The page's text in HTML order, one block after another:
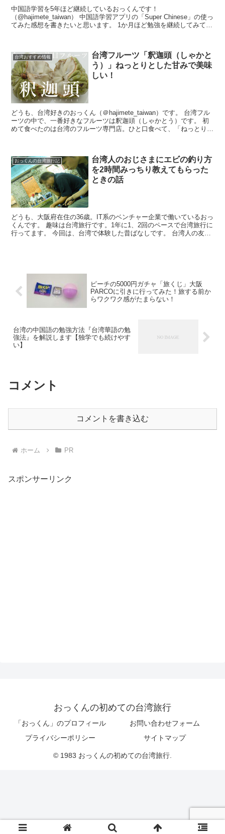
中国語学習を5年ほど継続しているおっくんです！
（@hajimete_taiwan） 中国語学習アプリの「Super Chinese」の使っ
てみた感想を書きたいと思います。 1か月ほど勉強を継続してみて感
台湾おすすめ情報
台湾フルーツ「釈迦頭（しゃかと
う）」ねっとりとした甘みで美味
しい！
どうも、台湾好きのおっくん（＠hajimete_taiwan）です。 台湾フル
ーツの中で、一番好きなフルーツは釈迦頭（しゃかとう）です。 初
めて食べたのは台湾のフルーツ専門店。ひと口食べて、「ねっとりと
おっくんの台湾旅行記
台湾人のおじさまにエビの釣り方
を2時間みっちり教えてもらった
ときの話
どうも、大阪府在住の36歳。IT系のベンチャー企業で働いているおっ
くんです。 趣味は台湾旅行です。1年に1、2回のペースで台湾旅行に
行ってます。 今回は、台湾で体験した昔ばなしです。 台湾人の友達
ピーチの5000円ガチャ「旅くじ」大阪
PARCOに引きに行ってみた！旅する前か
らワクワク感がたまらない！
台湾の中国語の勉強方法『台湾華語の勉
強法』を解説します【独学でも続けやす
い】
コメント
コメントを書き込む
ホーム PR
スポンサーリンク
おっくんの初めての台湾旅行
「おっくん」のプロフィール
お問い合わせフォーム
プライバシーポリシー
サイトマップ
© 1983 おっくんの初めての台湾旅行.